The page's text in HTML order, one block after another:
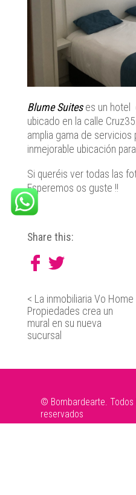
Blume Suiteses un hotel
ubicado en la calle
amplia gama de servicios
inmejorable ubicación
Si queréis ver todas las
Esperemos os guste !!
Share this:
< La inmobiliaria Vo Home
Propiedades crea un
mural en su nueva
sucursal
© Bombardearte. Todos
reservados